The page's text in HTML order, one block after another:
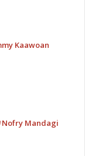
Kaawoan
Mandagi